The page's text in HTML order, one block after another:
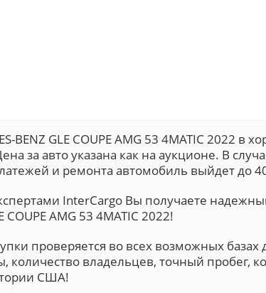
BENZ GLE COUPE AMG 53 4MATIC 2022
за авто указана как на аукционе. В
и ремонта автомобиль выйдет до
InterCargo Вы получаете
COUPE AMG 53 4MATIC 2022!
проверяется во всех возможных
количество владельцев, точный пробег,
США!